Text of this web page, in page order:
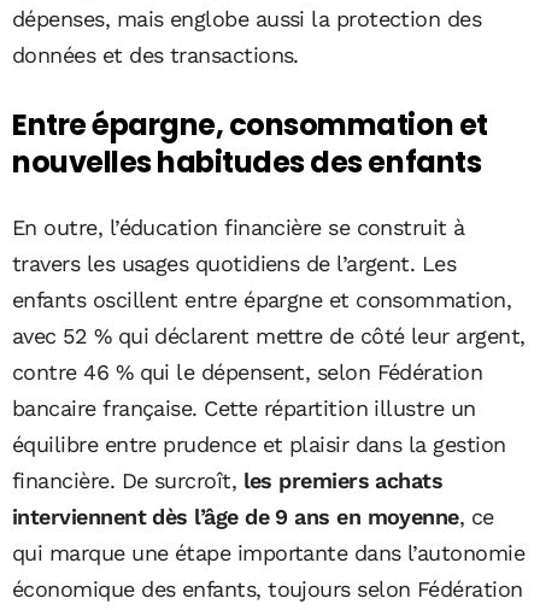
dépenses, mais englobe aussi la protection des
données et des transactions.
Entre épargne, consommation et
nouvelles habitudes des enfants
En outre, l’éducation financière se construit à
travers les usages quotidiens de l’argent. Les
enfants oscillent entre épargne et consommation,
avec 52 % qui déclarent mettre de côté leur argent,
contre 46 % qui le dépensent, selon Fédération
bancaire française. Cette répartition illustre un
équilibre entre prudence et plaisir dans la gestion
financière. De surcroît, les premiers achats
interviennent dès l’âge de 9 ans en moyenne, ce
qui marque une étape importante dans l’autonomie
économique des enfants, toujours selon Fédération